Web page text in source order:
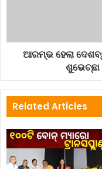
ଆରମ୍ଭ ହେଲା
Related Articles